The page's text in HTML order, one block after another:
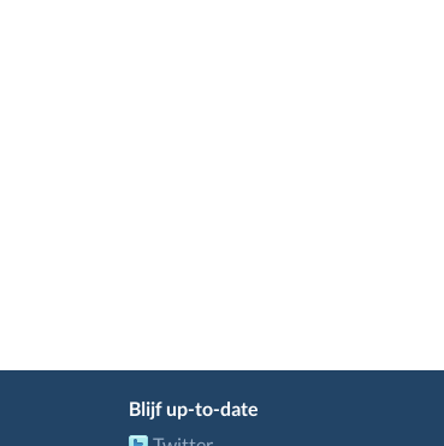
Blijf up-to-date